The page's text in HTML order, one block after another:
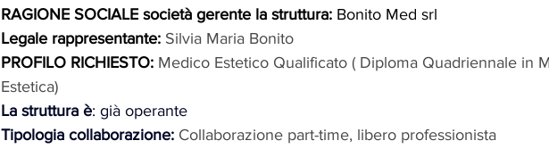
RAGIONE SOCIALE società gerente la struttura: Bonito Med srl
Legale rappresentante: Silvia Maria Bonito
PROFILO RICHIESTO: Medico Estetico Qualificato ( Diploma Quadriennale in
Estetica)
La struttura è: già operante
Tipologia collaborazione: Collaborazione part-time, libero professionista